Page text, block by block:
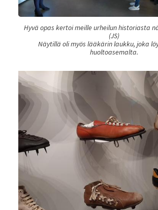
Hyvä opas kertoi meille urheilun historiasta
(JS)
Näytillä oli myös lääkärin laukku, joka
huoltoasemalta.